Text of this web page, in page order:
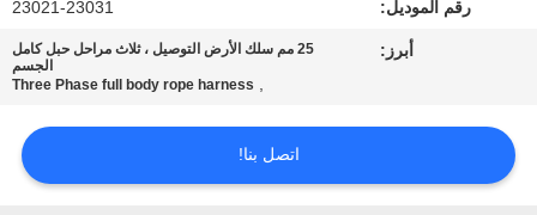
رقم الموديل: 23021-23031
أبرز:
25 مم سلك الأرض التوصيل ، ثلاث مراحل حبل كامل
الجسم
,
Three Phase full body rope harness
اتصل بنا!